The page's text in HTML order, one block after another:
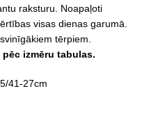
raksturu. Noapaļoti
visas dienas garumā.
tērpiem.
izmēru tabulas.
41-27cm